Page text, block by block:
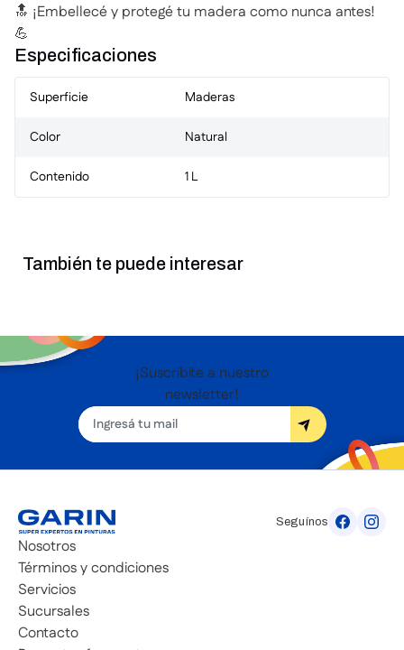
🔝 ¡Embellecé y protegé tu madera como nunca antes!
💪
Especificaciones
Superficie Maderas
Color Natural
Contenido 1 L
También te puede interesar
$55.258
10 cuotassin interés
$4145,00
7 Vidas 0,5L Cedro
Agregar al carrito
$118.001
de
$8850,00